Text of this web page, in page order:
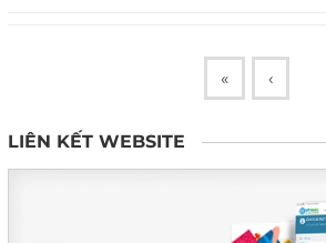
« ‹
LIÊN KẾT WEBSITE